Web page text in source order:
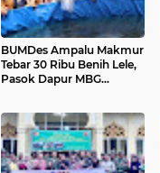
BUMDes Ampalu Makmur
Tebar 30 Ribu Benih Lele,
Pasok Dapur MBG